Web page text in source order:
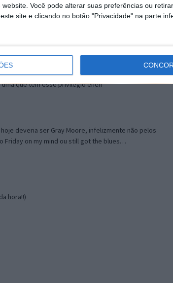
Você pode alterar suas preferências ou
site e clicando no botão "Privacidade" na parte
rsrsr
não rolou)
uma que tem esse privilégio eheh
deveria ser Gray Moore, infelizmente não pelos
Friday on my mind ou still got the blues…
hora!!)